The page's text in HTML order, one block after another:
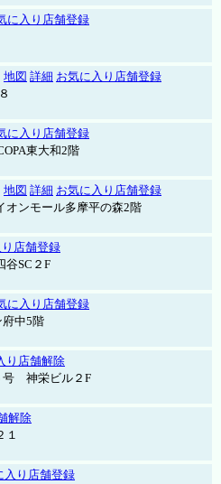
に入り店舗登録
地図 詳細 お気に入り店舗登録
に入り店舗登録
東大和2階
地図 詳細 お気に入り店舗登録
オンモール多摩平の森2階
店舗登録
SC２F
に入り店舗登録
府中5階
り店舗解除
号 神栄ビル２F
解除
１
入り店舗登録